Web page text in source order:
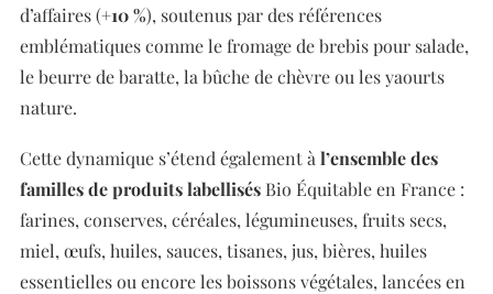
d’affaires (+10 %), soutenus par des références
emblématiques comme le fromage de brebis pour salade,
le beurre de baratte, la bûche de chèvre ou les yaourts
nature.
Cette dynamique s’étend également à l’ensemble des
familles de produits labellisés Bio Équitable en France :
farines, conserves, céréales, légumineuses, fruits secs,
miel, œufs, huiles, sauces, tisanes, jus, bières, huiles
essentielles ou encore les boissons végétales, lancées en